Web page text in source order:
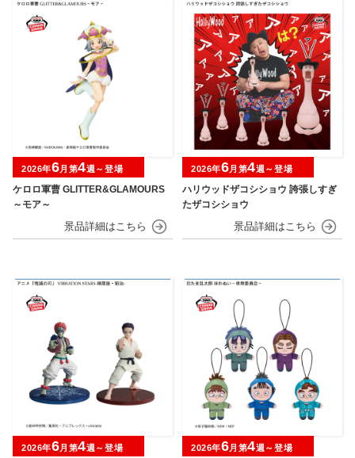
ケロロ軍曹 GLITTER&GLAMOURS
～モア～
2026年6月第4週～登場
ハリウッドザコシショウ 誇張しすぎ
たザコシショウ
2026年6月第4週～登場
2026年6月第4週～登場 2026年6月第4週～登場